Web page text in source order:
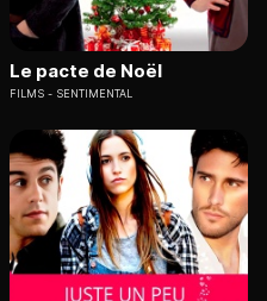
Le pacte de Noël
FILMS SENTIMENTAL